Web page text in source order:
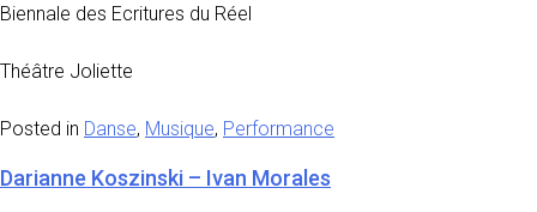
Biennale des Ecritures du Réel
Théâtre Joliette
Posted in Danse, Musique, Performance
Darianne Koszinski – Ivan Morales